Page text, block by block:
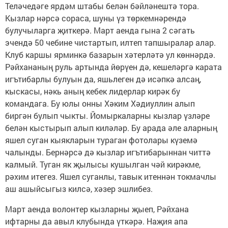
Теләчедәге ярдәм штабы белән бәйләнештә тора.
Кызлар нәрсә сораса, шуны үз төркемнәрендә
булучыларга җиткерә. Март аенда гына 2 сәгать
эчендә 50 чебине чистартып, илтеп тапшыралар алар.
Клуб каршы ярминкә базарын хәтерләтә ул көннәрдә.
Рәйхананың руль артында йөрүен дә, кешеләргә карата
игътибарлы булуын да, яшьлеген дә исәпкә алсаң,
кыскасы, нәкь аның кебек лидерлар кирәк бу
командага. Бу юлы онны Хәким Хәдиуллин алып
биргән булып чыкты. Йомыркаларны кызлар үзләре
белән кыстырып алып киләләр. Бу арада әле аларның
яшел суган кыякларын тураган фотолары күземә
чалынды. Бернәрсә дә кызлар игътибарыннан читтә
калмый. Туган як җылысы кушылган чәй кирәкме,
рәхим итегез. Яшел суганлы, тавык итеннән токмачлы
аш ашыйсыгыз килсә, хәзер эшлибез.
Март аенда волонтер кызларны җыеп, Рәйхана
ифтарны да авыл клубында үткәрә. Наҗия апа